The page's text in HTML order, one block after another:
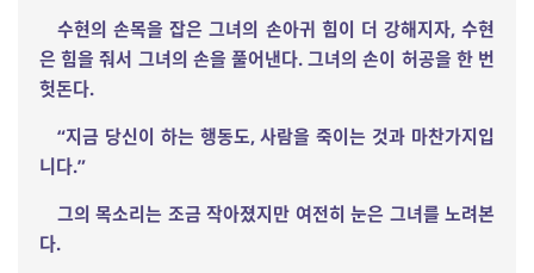
수현의 손목을 잡은 그녀의 손아귀 힘이 더 강해지자, 수현
은 힘을 줘서 그녀의 손을 풀어낸다.그녀의 손이 허공을 한 번
헛돈다.
“지금 당신이 하는 행동도,사람을 죽이는 것과 마찬가지입
니다.”
그의 목소리는 조금 작아졌지만 여전히 눈은 그녀를 노려본
다.